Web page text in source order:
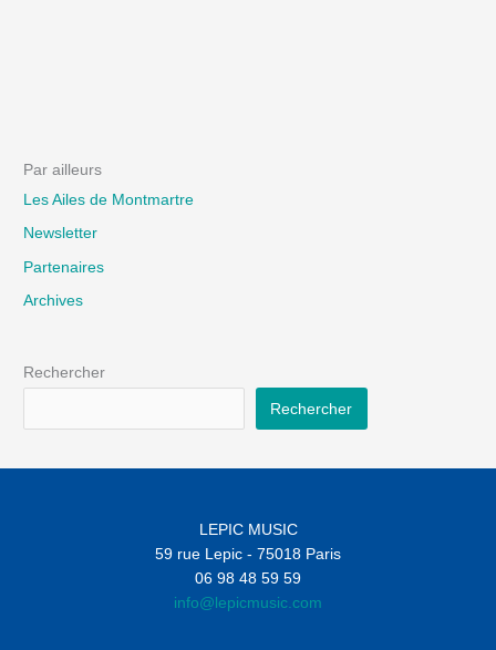
Par ailleurs
Les Ailes de Montmartre
Newsletter
Partenaires
Archives
Rechercher
Rechercher
LEPIC MUSIC
59 rue Lepic - 75018 Paris
06 98 48 59 59
info@lepicmusic.com